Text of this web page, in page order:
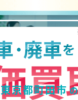
東京都町田市